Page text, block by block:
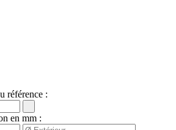
référence :
en mm :